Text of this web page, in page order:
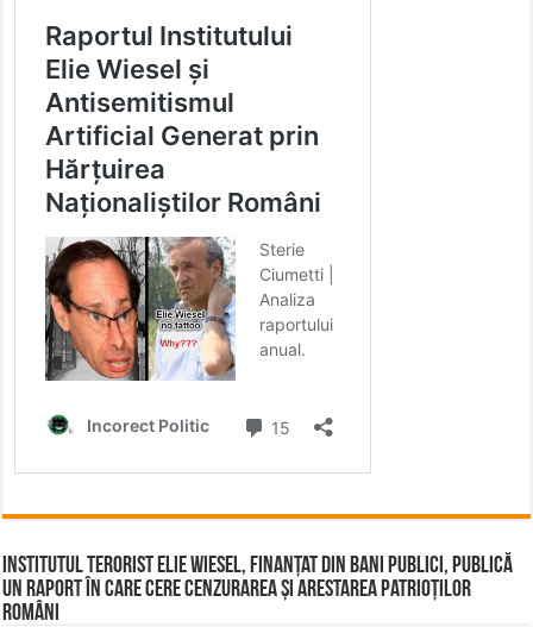
Institutul terorist Elie Wiesel, finanțat din bani publici, publică
un raport în care cere cenzurarea și arestarea patrioților
români